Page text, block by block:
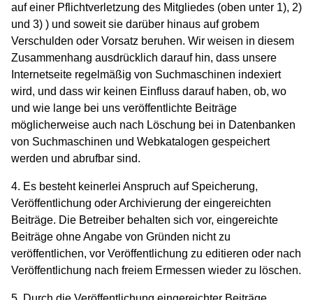
auf einer Pflichtverletzung des Mitgliedes (oben unter 1), 2)
und 3) ) und soweit sie darüber hinaus auf grobem
Verschulden oder Vorsatz beruhen. Wir weisen in diesem
Zusammenhang ausdrücklich darauf hin, dass unsere
Internetseite regelmäßig von Suchmaschinen indexiert
wird, und dass wir keinen Einfluss darauf haben, ob, wo
und wie lange bei uns veröffentlichte Beiträge
möglicherweise auch nach Löschung bei in Datenbanken
von Suchmaschinen und Webkatalogen gespeichert
werden und abrufbar sind.
4. Es besteht keinerlei Anspruch auf Speicherung,
Veröffentlichung oder Archivierung der eingereichten
Beiträge. Die Betreiber behalten sich vor, eingereichte
Beiträge ohne Angabe von Gründen nicht zu
veröffentlichen, vor Veröffentlichung zu editieren oder nach
Veröffentlichung nach freiem Ermessen wieder zu löschen.